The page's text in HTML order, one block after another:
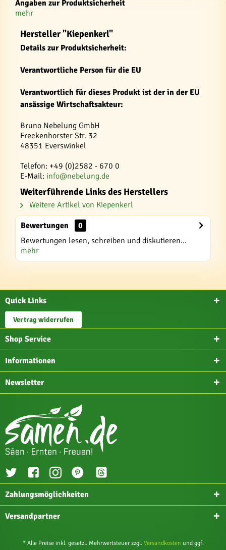
Angaben zur Produktsicherheit
mehr
Hersteller "Kiepenkerl"
Details zur Produktsicherheit:
Verantwortliche Person für die EU
Verantwortlich für dieses Produkt ist der in der EU
ansässige Wirtschaftsakteur:
Bruno Nebelung GmbH
Freckenhorster Str. 32
48351 Everswinkel
Telefon: +49 (0)2582 - 670 0
E-Mail: info@nebelung.de
Weiterführende Links des Herstellers
Weitere Artikel von Kiepenkerl
Bewertungen
0
Bewertungen lesen, schreiben und diskutieren...
mehr
Quick Links
Vertrag widerrufen
Shop Service
Informationen
Newsletter
Zahlungsmöglichkeiten
Versandpartner
* Alle Preise inkl. gesetzl. Mehrwertsteuer zzgl. Versandkosten und ggf.